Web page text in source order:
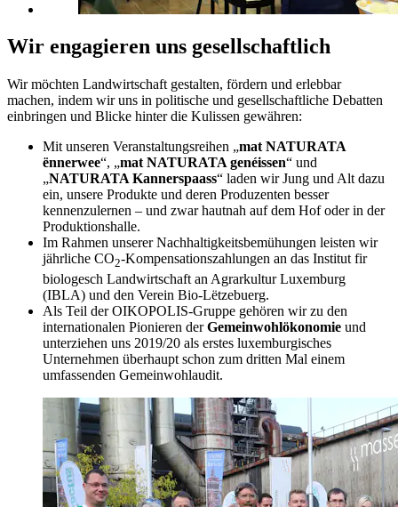
Wir engagieren uns gesellschaftlich
Wir möchten Landwirtschaft gestalten, fördern und erlebbar
machen, indem wir uns in politische und gesellschaftliche Debatten
einbringen und Blicke hinter die Kulissen gewähren:
Mit unseren Veranstaltungsreihen „mat NATURATA
ënnerwee“, „mat NATURATA genéissen“ und
„NATURATA Kannerspaass“ laden wir Jung und Alt dazu
ein, unsere Produkte und deren Produzenten besser
kennenzulernen – und zwar hautnah auf dem Hof oder in der
Produktionshalle.
Im Rahmen unserer Nachhaltigkeitsbemühungen leisten wir
jährliche CO2-Kompensationszahlungen an das Institut fir
biologesch Landwirtschaft an Agrarkultur Luxemburg
(IBLA) und den Verein Bio-Lëtzebuerg.
Als Teil der OIKOPOLIS-Gruppe gehören wir zu den
internationalen Pionieren derGemeinwohlökonomie und
unterziehen uns 2019/20 als erstes luxemburgisches
Unternehmen überhaupt schon zum dritten Mal einem
umfassenden Gemeinwohlaudit.